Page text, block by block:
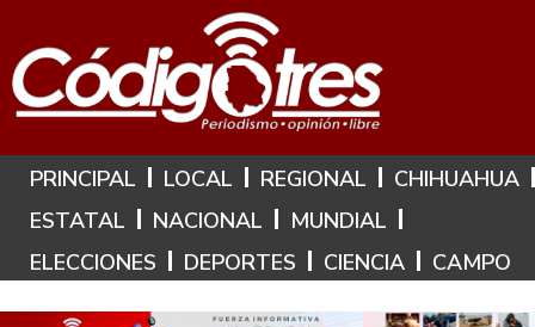
Hoy es: 6 de Agosto de 2026
PRINCIPAL LOCAL REGIONAL
CHIHUAHUA
ESTATAL
NACIONAL
MUNDIAL
ELECCIONES
DEPORTES CIENCIA CAMPO